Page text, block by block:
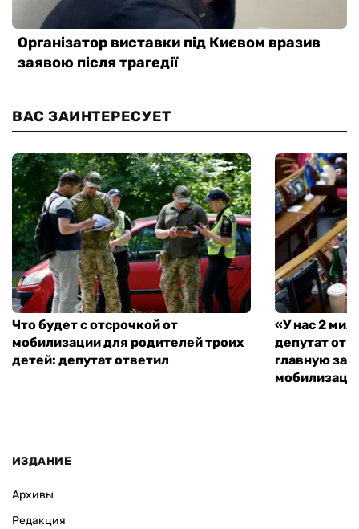
ВАС ЗАИНТЕРЕСУЕТ
Что будет с отсрочкой от
мобилизации для родителей троих
детей: депутат ответил
«У нас 2
депутат от
главную
ИЗДАНИЕ
Архивы
Редакция